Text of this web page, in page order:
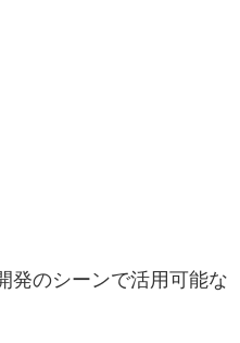
発のシーンで活用可能な